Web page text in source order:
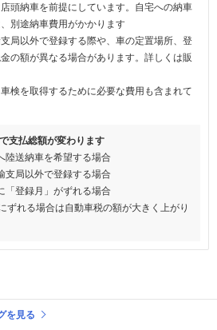
頭納車を前提にしています。自宅への納車
別途納車費用がかかります
局以外で登録する際や、車の定置場所、登
の額が異なる場合があります。詳しくは販
検を取得するために必要な費用も含まれて
支払総額が変わります
陸送納車を希望する場合
支局以外で登録する場合
「登録月」がずれる場合
ずれる場合は自動車税の額が大きく上がり
を見る